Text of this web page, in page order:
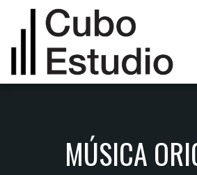
MÚSICA